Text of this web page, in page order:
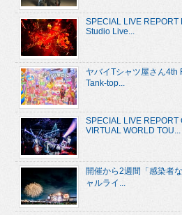
SPECIAL LIVE
Studio Live...
ヤバイTシャツ屋さん4th
Tank-top...
SPECIAL LIVE REPORT
VIRTUAL WORLD TOU...
開催から2週間「感染者
ャルライ...